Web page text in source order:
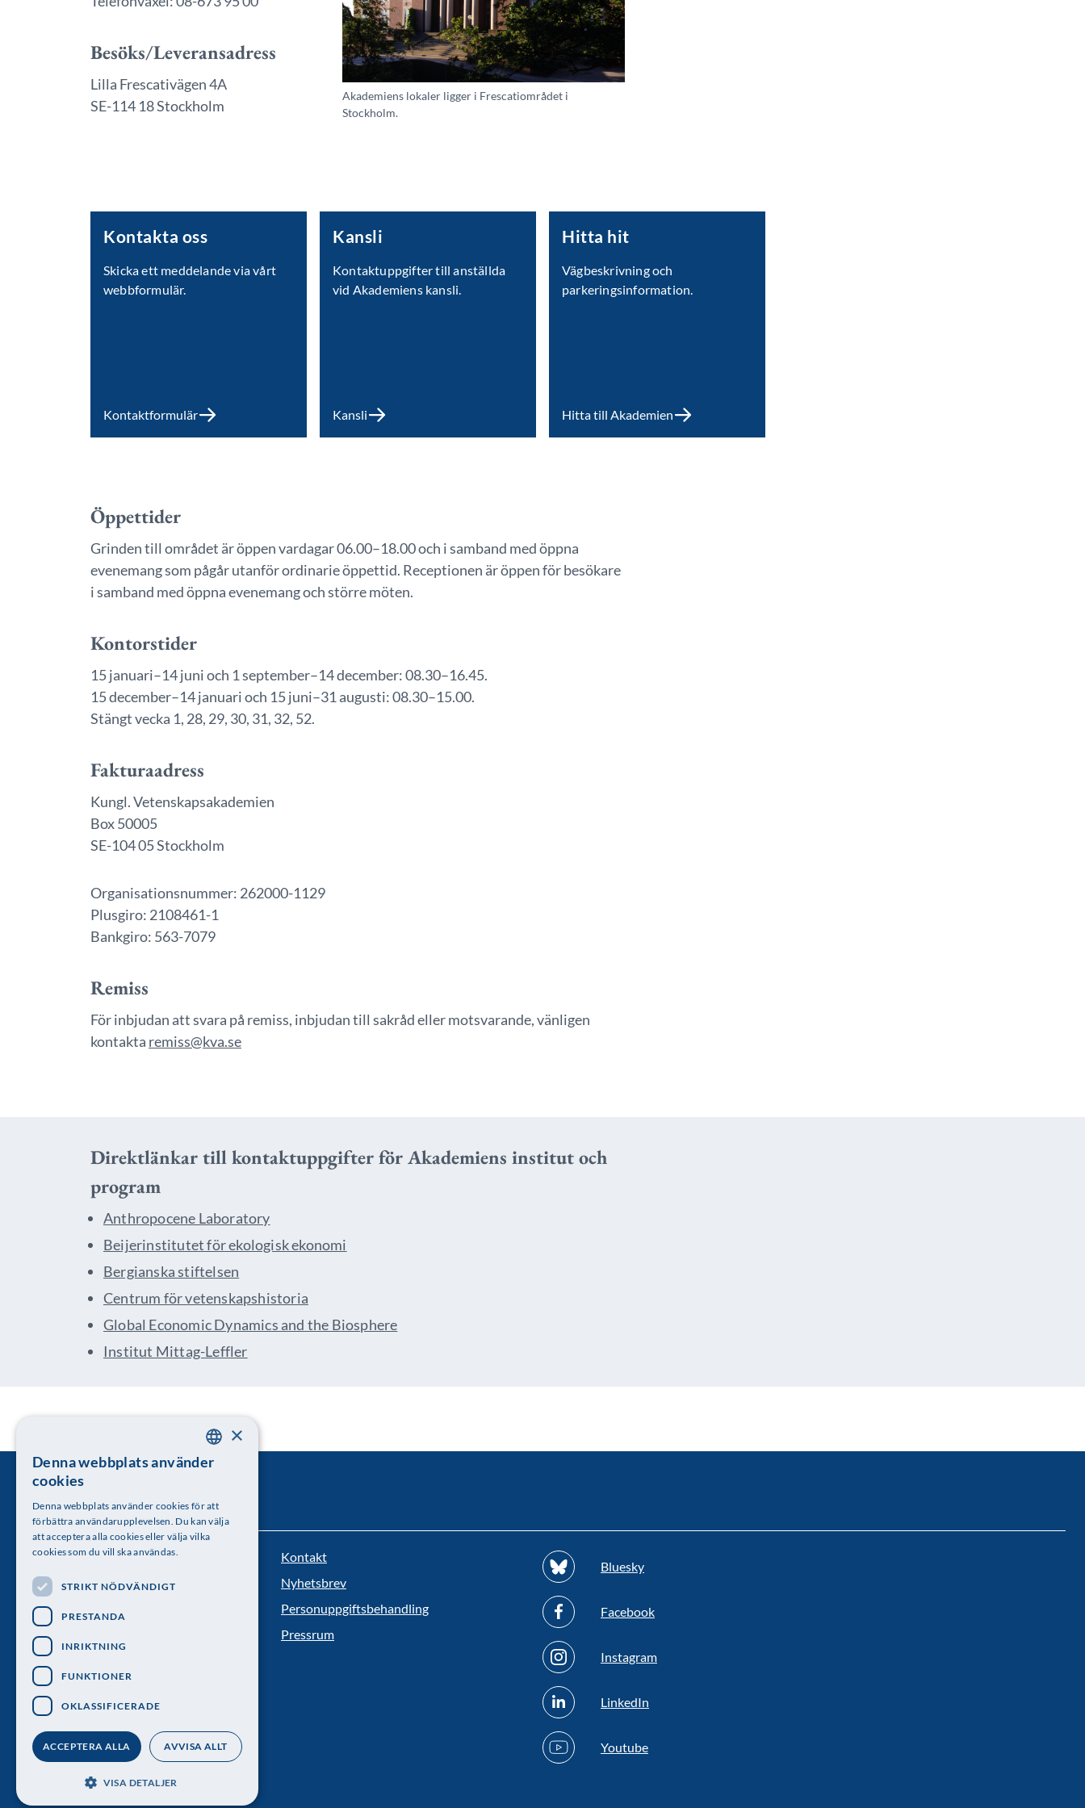
Akademiens lokaler ligger i Frescatiområdet i
Stockholm.
Besöks/Leveransadress
Lilla Frescativägen 4A
SE-114 18 Stockholm
Kontakta oss
Skicka ett meddelande via vårt
webbformulär.
Kontaktformulär
Kansli
Kontaktuppgifter till anställda
vid Akademiens kansli.
Kansli
Hitta hit
Vägbeskrivning och
parkeringsinformation.
Hitta till Akademien
Öppettider
Grinden till området är öppen vardagar 06.00–18.00 och i samband med öppna
evenemang som pågår utanför ordinarie öppettid. Receptionen är öppen för besökare
i samband med öppna evenemang och större möten.
Kontorstider
15 januari–14 juni och 1 september–14 december: 08.30–16.45.
15 december–14 januari och 15 juni–31 augusti: 08.30–15.00.
Stängt vecka 1, 28, 29, 30, 31, 32, 52.
Fakturaadress
Kungl. Vetenskapsakademien
Box 50005
SE-104 05 Stockholm
Organisationsnummer: 262000-1129
Plusgiro: 2108461-1
Bankgiro: 563-7079
Remiss
För inbjudan att svara på remiss, inbjudan till sakråd eller motsvarande, vänligen
kontakta remiss@kva.se
Direktlänkar till kontaktuppgifter för Akademiens institut och
program
Anthropocene Laboratory
Beijerinstitutet för ekologisk ekonomi
Bergianska stiftelsen
Centrum för vetenskapshistoria
Global Economic Dynamics and the Biosphere
Institut Mittag-Leffler
Kungl. Vetenskapsakademien
Besöksadress: Lilla Frescativägen 4A
Telefon: 08-673 95 00
Kontakt
Nyhetsbrev
Personuppgiftsbehandling
Pressrum
Bluesky
Facebook
Instagram
LinkedIn
Youtube
SWEDISH
×
Denna webbplats använder
cookies
Denna webbplats använder cookies för att
förbättra användarupplevelsen. Du kan välja
att acceptera alla cookies eller välja vilka
cookies som du vill ska användas.
STRIKT NÖDVÄNDIGT
PRESTANDA
INRIKTNING
FUNKTIONER
OKLASSIFICERADE
ACCEPTERA ALLA AVVISA ALLT
VISA DETALJER